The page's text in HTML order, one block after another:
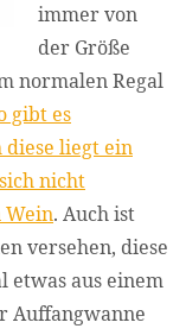
immer von
der Größe
normalen Regal
gibt es
diese liegt ein
nicht
Wein. Auch ist
versehen, diese
etwas aus einem
Auffangwanne